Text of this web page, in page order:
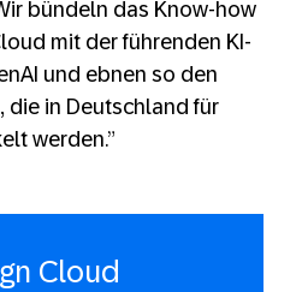
bündeln das Know-how
mit der führenden KI-
und ebnen so den
die in Deutschland für
werden.”
Cloud